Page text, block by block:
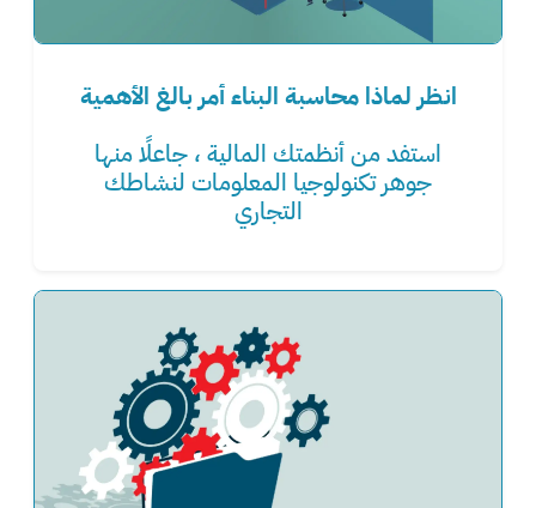
انظر لماذا محاسبة البناء أمر بالغ الأهمية
استفد من أنظمتك المالية ، جاعلًا منها
جوهر تكنولوجيا المعلومات لنشاطك
التجاري